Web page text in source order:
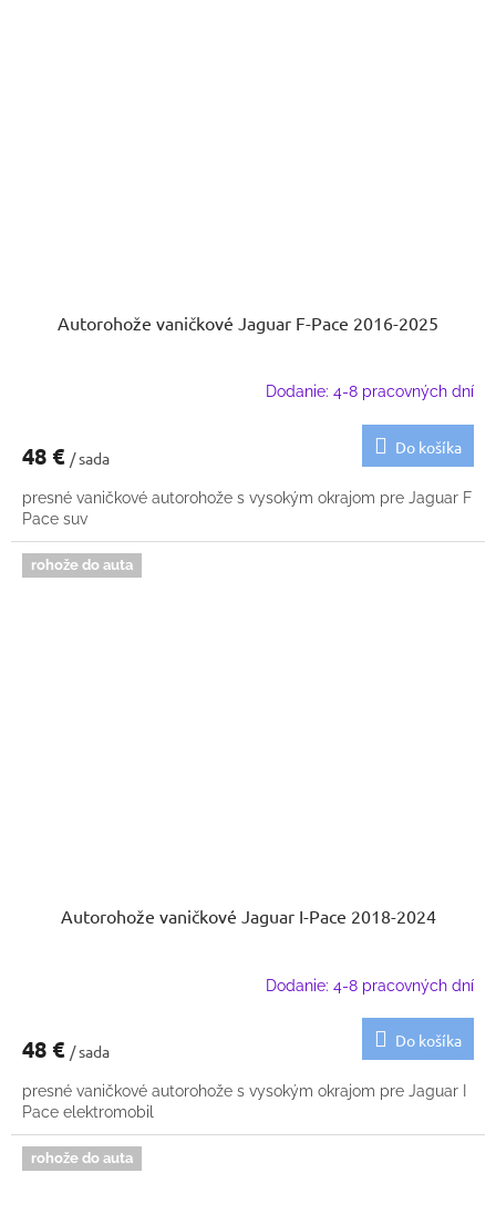
Autorohože vaničkové Jaguar F-Pace 2016-2025
Dodanie: 4-8 pracovných dní
48 € / sada
Do košíka
presné vaničkové autorohože s vysokým okrajom pre Jaguar F
Pace suv
rohože do auta
Autorohože vaničkové Jaguar I-Pace 2018-2024
Dodanie: 4-8 pracovných dní
48 € / sada
Do košíka
presné vaničkové autorohože s vysokým okrajom pre Jaguar I
Pace elektromobil
rohože do auta